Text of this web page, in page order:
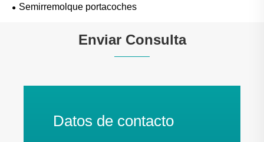
Semirremolque portacoches
Enviar Consulta
Datos de contacto